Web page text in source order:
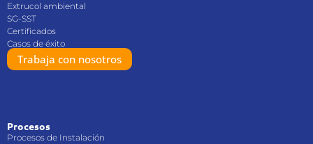
Extrucol ambiental
SG-SST
Certificados
Casos de éxito
Trabaja con nosotros
Procesos
Procesos de Instalación